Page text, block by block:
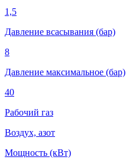
1,5
Давление всасывания (бар)
8
Давление максимальное (бар)
40
Рабочий газ
Воздух, азот
Мощность (кВт)